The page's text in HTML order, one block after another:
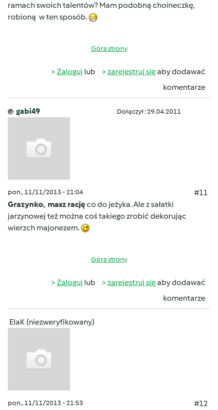
ramach swoich talentów? Mam podobną choineczkę,
robioną w ten sposób.
Góra strony
Zaloguj lub zarejestruj sięaby dodawać
komentarze
gabi49 Dołączył : 29.04.2011
pon., 11/11/2013 - 21:04
#11
Grazynko, masz racjęco do jeżyka. Ale z sałatki
jarzynowej też można coś takiego zrobić dekorując
wierzch majonezem.
Góra strony
Zaloguj lub zarejestruj sięaby dodawać
komentarze
ElaK (niezweryfikowany)
pon., 11/11/2013 - 21:53
#12